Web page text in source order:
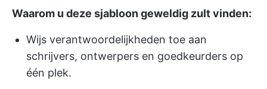
Waarom u deze sjabloon geweldig zult vinden:
Wijs verantwoordelijkheden toe aan
schrijvers, ontwerpers en goedkeurders op
één plek.